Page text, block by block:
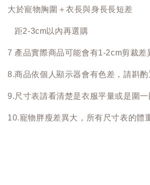
大於寵物胸圍＋衣長與身長長短差
距2-3cm以內再選購
7 產品實際商品可能會有1-2cm剪裁差
8.商品依個人顯示器會有色差，請斟酌
9.尺寸表請看清楚是衣服平量或是圍一
10.寵物胖瘦差異大，所有尺寸表的體